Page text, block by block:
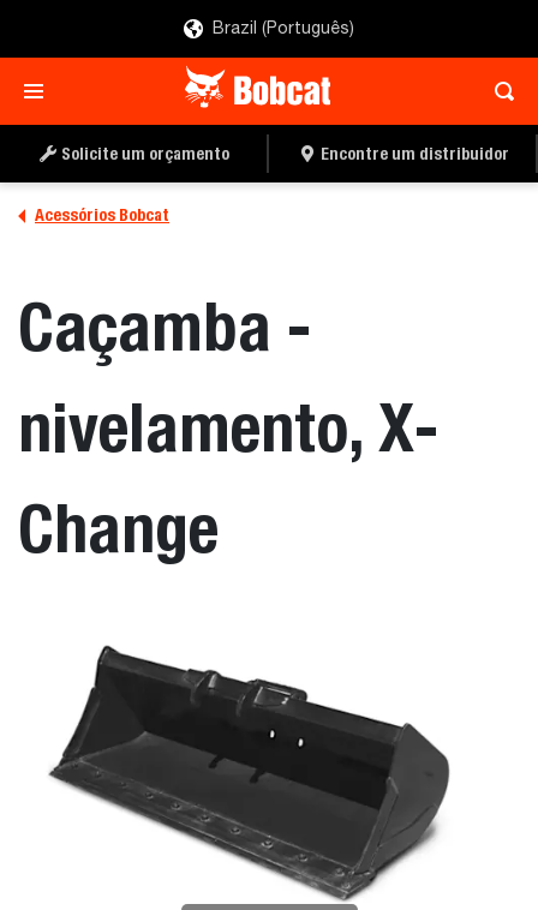
Brazil (Português)
Solicite um orçamento Encontre um distribuidor
Acessórios Bobcat
Caçamba -
nivelamento, X-
Change
PEÇA UMA COTAÇÃO
ENCONTRE UM